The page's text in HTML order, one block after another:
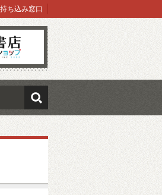
持ち込み窓口
検索